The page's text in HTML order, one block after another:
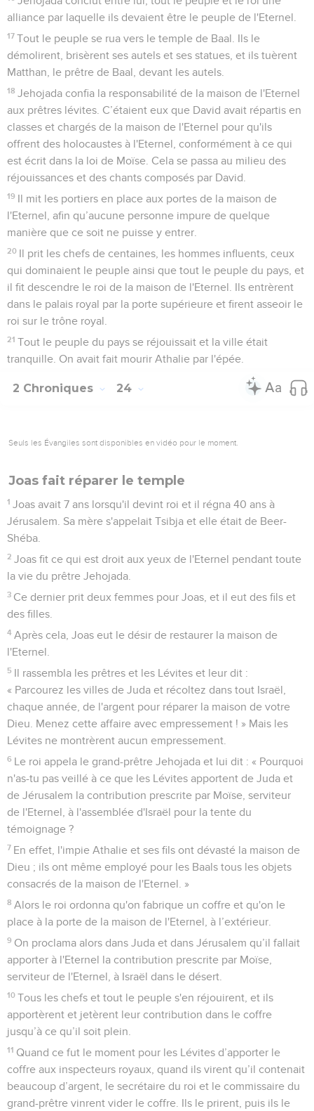
alliance par laquelle ils devaient être le peuple de l'Eternel.
17 Tout le peuple se rua vers le temple de Baal. Ils le
démolirent, brisèrent ses autels et ses statues, et ils tuèrent
Matthan, le prêtre de Baal, devant les autels.
18 Jehojada confia la responsabilité de la maison de l'Eternel
aux prêtres lévites. C’étaient eux que David avait répartis en
classes et chargés de la maison de l'Eternel pour qu'ils
offrent des holocaustes à l'Eternel, conformément à ce qui
est écrit dans la loi de Moïse. Cela se passa au milieu des
réjouissances et des chants composés par David.
19 Il mit les portiers en place aux portes de la maison de
l'Eternel, afin qu’aucune personne impure de quelque
manière que ce soit ne puisse y entrer.
20 Il prit les chefs de centaines, les hommes influents, ceux
qui dominaient le peuple ainsi que tout le peuple du pays, et
il fit descendre le roi de la maison de l'Eternel. Ils entrèrent
dans le palais royal par la porte supérieure et firent asseoir le
roi sur le trône royal.
21 Tout le peuple du pays se réjouissait et la ville était
tranquille. On avait fait mourir Athalie par l'épée.
2 Chroniques 24
Seuls les Évangiles sont disponibles en vidéo pour le moment.
Joas fait réparer le temple
1 Joas avait 7 ans lorsqu'il devint roi et il régna 40 ans à
Jérusalem. Sa mère s'appelait Tsibja et elle était de Beer-
Shéba.
2 Joas fit ce qui est droit aux yeux de l'Eternel pendant toute
la vie du prêtre Jehojada.
3 Ce dernier prit deux femmes pour Joas, et il eut des fils et
des filles.
4 Après cela, Joas eut le désir de restaurer la maison de
l'Eternel.
5 Il rassembla les prêtres et les Lévites et leur dit :
« Parcourez les villes de Juda et récoltez dans tout Israël,
chaque année, de l'argent pour réparer la maison de votre
Dieu. Menez cette affaire avec empressement ! » Mais les
Lévites ne montrèrent aucun empressement.
6 Le roi appela le grand-prêtre Jehojada et lui dit : « Pourquoi
n'as-tu pas veillé à ce que les Lévites apportent de Juda et
de Jérusalem la contribution prescrite par Moïse, serviteur
de l'Eternel, à l'assemblée d'Israël pour la tente du
témoignage ?
7 En effet, l'impie Athalie et ses fils ont dévasté la maison de
Dieu ; ils ont même employé pour les Baals tous les objets
consacrés de la maison de l'Eternel. »
8 Alors le roi ordonna qu'on fabrique un coffre et qu'on le
place à la porte de la maison de l'Eternel, à l’extérieur.
9 On proclama alors dans Juda et dans Jérusalem qu’il fallait
apporter à l'Eternel la contribution prescrite par Moïse,
serviteur de l'Eternel, à Israël dans le désert.
10 Tous les chefs et tout le peuple s'en réjouirent, et ils
apportèrent et jetèrent leur contribution dans le coffre
jusqu’à ce qu’il soit plein.
11 Quand ce fut le moment pour les Lévites d’apporter le
coffre aux inspecteurs royaux, quand ils virent qu’il contenait
beaucoup d’argent, le secrétaire du roi et le commissaire du
grand-prêtre vinrent vider le coffre. Ils le prirent, puis ils le